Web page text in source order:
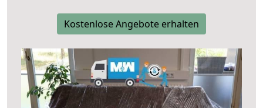
Kostenlose Angebote erhalten